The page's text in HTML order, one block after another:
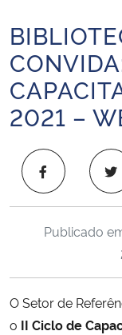
Ministério da
Ministério da Agricultura,
Ministério da Educação
Ministério da Cidadania
Ministério da Saúde
Ministério de Minas e
Ministério da Ciência,
Ministério do Meio
Início do conteúdo
2021 –
Publicado
O Setor de
o II Ciclo de